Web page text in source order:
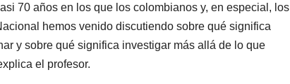
70 años en los que los colombianos y, en especial, los
hemos venido discutiendo sobre qué significa
y sobre qué significa investigar más allá de lo que
el profesor.